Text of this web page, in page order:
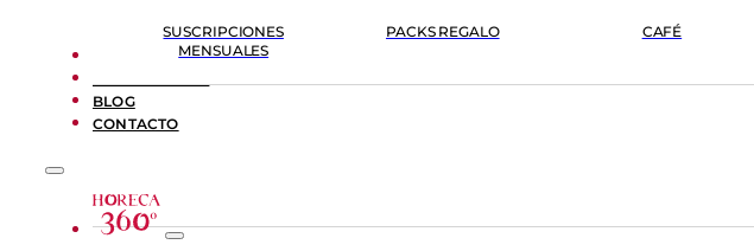
SUSCRIPCIONES
MENSUALES
PACKS REGALO CAFÉ
FORMACIÓN
BLOG
CONTACTO